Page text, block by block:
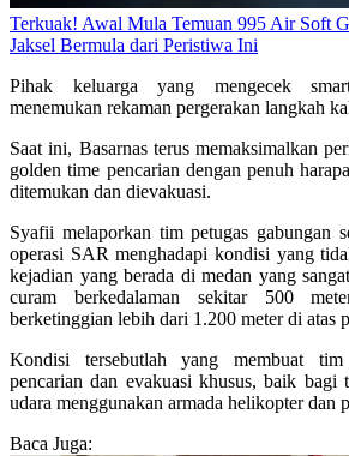
Terkuak! Awal Mula Temuan 995 Air Soft
Jaksel Bermula dari Peristiwa Ini
Pihak keluarga yang mengecek
menemukan rekaman pergerakan langkah
Saat ini, Basarnas terus memaksimalkan
golden time pencarian dengan penuh
ditemukan dan dievakuasi.
Syafii melaporkan tim petugas gabungan
operasi SAR menghadapi kondisi yang
kejadian yang berada di medan yang
curam berkedalaman sekitar 500
berketinggian lebih dari 1.200 meter di atas
Kondisi tersebutlah yang membuat
pencarian dan evakuasi khusus, baik bagi
udara menggunakan armada helikopter dan
Baca Juga: